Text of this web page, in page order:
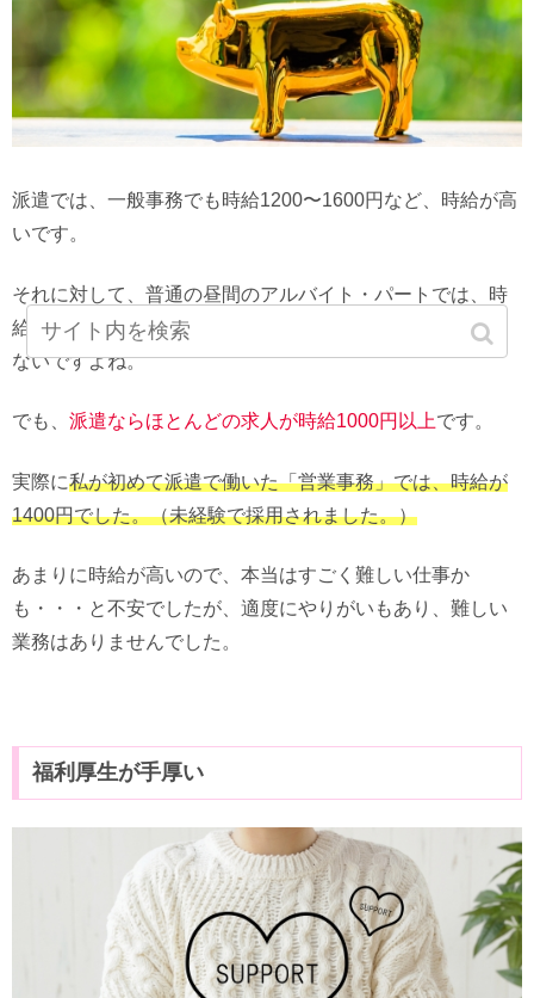
派遣では、一般事務でも時給1200〜1600円など、時給が高
いです。
それに対して、普通の昼間のアルバイト・パートでは、時
給900円がいいとこで、時給1000円以上の仕事はなかなか
ないですよね。
でも、 派遣ならほとんどの求人が時給1000円以上です。
実際に私が初めて派遣で働いた「営業事務」では、時給が
1400円でした。（未経験で採用されました。）
あまりに時給が高いので、本当はすごく難しい仕事か
も・・・と不安でしたが、適度にやりがいもあり、難しい
業務はありませんでした。
福利厚生が手厚い